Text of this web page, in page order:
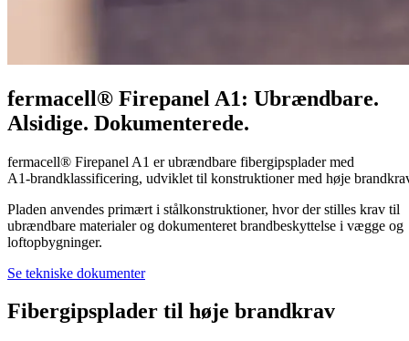
fermacell® Firepanel A1: Ubrændbare.
Alsidige. Dokumenterede.
fermacell® Firepanel A1 er ubrændbare fibergipsplader med
A1‑brandklassificering, udviklet til konstruktioner med høje
Pladen anvendes primært i stålkonstruktioner, hvor der stilles krav til
ubrændbare materialer og dokumenteret brandbeskyttelse i vægge og
loftopbygninger.
Se tekniske dokumenter
Fibergipsplader til høje brandkrav